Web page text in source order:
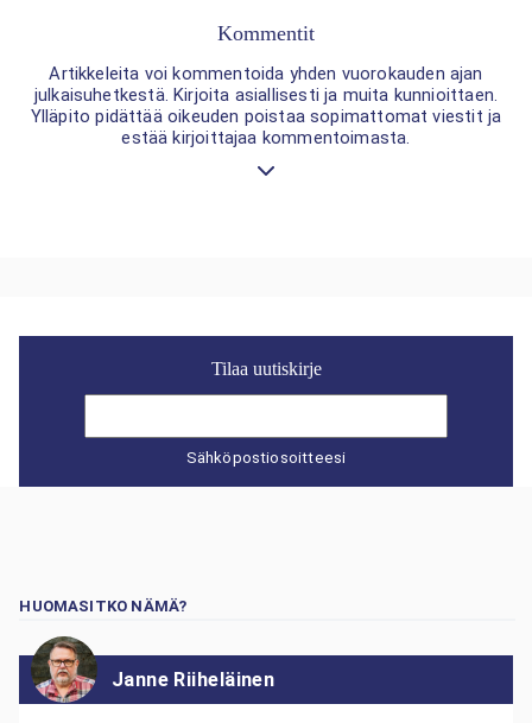
Kommentit
Artikkeleita voi kommentoida yhden vuorokauden ajan
julkaisuhetkestä. Kirjoita asiallisesti ja muita kunnioittaen.
Ylläpito pidättää oikeuden poistaa sopimattomat viestit ja
estää kirjoittajaa kommentoimasta.
Tilaa uutiskirje
Sähköpostiosoitteesi
HUOMASITKO NÄMÄ?
Janne Riiheläinen